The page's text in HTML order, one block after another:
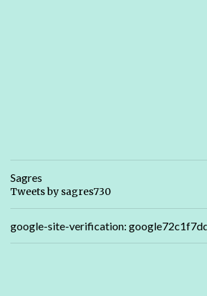
Sagres
Tweets by sagres730
google-site-verification: